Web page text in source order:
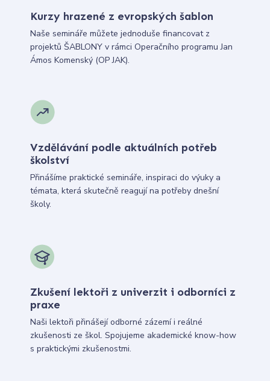
Kurzy hrazené z evropských šablon
Naše semináře můžete jednoduše financovat z
projektů ŠABLONY v rámci Operačního programu Jan
Ámos Komenský (OP JAK).
Vzdělávání podle aktuálních potřeb
školství
Přinášíme praktické semináře, inspiraci do výuky a
témata, která skutečně reagují na potřeby dnešní
školy.
Zkušení lektoři z univerzit i odborníci z
praxe
Naši lektoři přinášejí odborné zázemí i reálné
zkušenosti ze škol. Spojujeme akademické know-how
s praktickými zkušenostmi.